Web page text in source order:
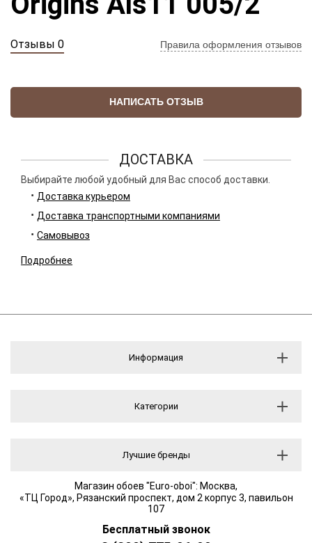
Отзывы 0 Правила оформления отзывов
НАПИСАТЬ ОТЗЫВ
ДОСТАВКА
Выбирайте любой удобный для Вас способ доставки.
Доставка курьером
Доставка транспортными компаниями
Самовывоз
Подробнее
Информация
Категории
Лучшие бренды
Магазин обоев "Euro-oboi": Москва,
«ТЦ Город», Рязанский проспект, дом 2 корпус 3, павильон
107
Бесплатный звонок